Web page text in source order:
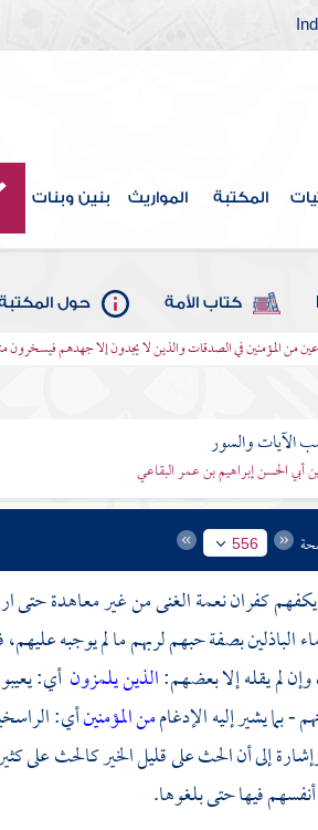
المكتبة المواريث بنين وبنات
كتاب الأمة حول
من المؤمنين في الصدقات والذين لا يجدون إلا جهدهم فيسخرون
الآيات والسور
أبي الحسن إبراهيم بن عمر البقاعي
556
يكفهم كفران نعمة الغنى من غير معاهدة
الباذلين بصفة حبهم لربهم ما لم يوجبه
لم يقله إلا بعضهم:الذين يلمزون أي:
بما يشير إليه الإدغاممن المؤمنينأي:
إلى أن الحث على قليل الخير كالحث على
فيها حتى بلغوها.